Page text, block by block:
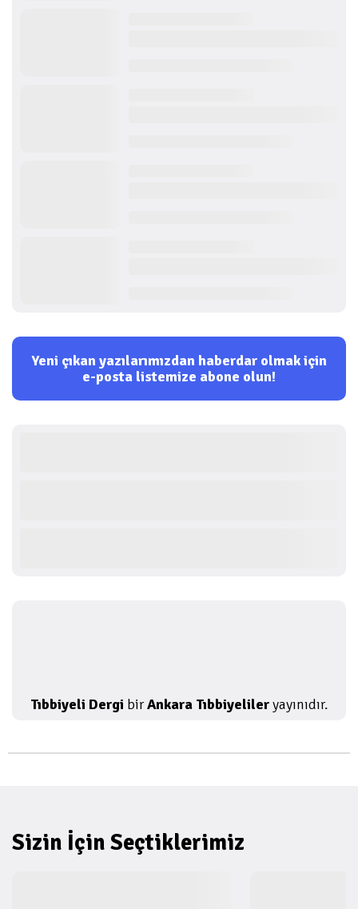
Yeni çıkan yazılarımızdan haberdar olmak için
e-posta listemize abone olun!
Tıbbiyeli Dergi birAnkara Tıbbiyelileryayınıdır.
Sizin İçin Seçtiklerimiz